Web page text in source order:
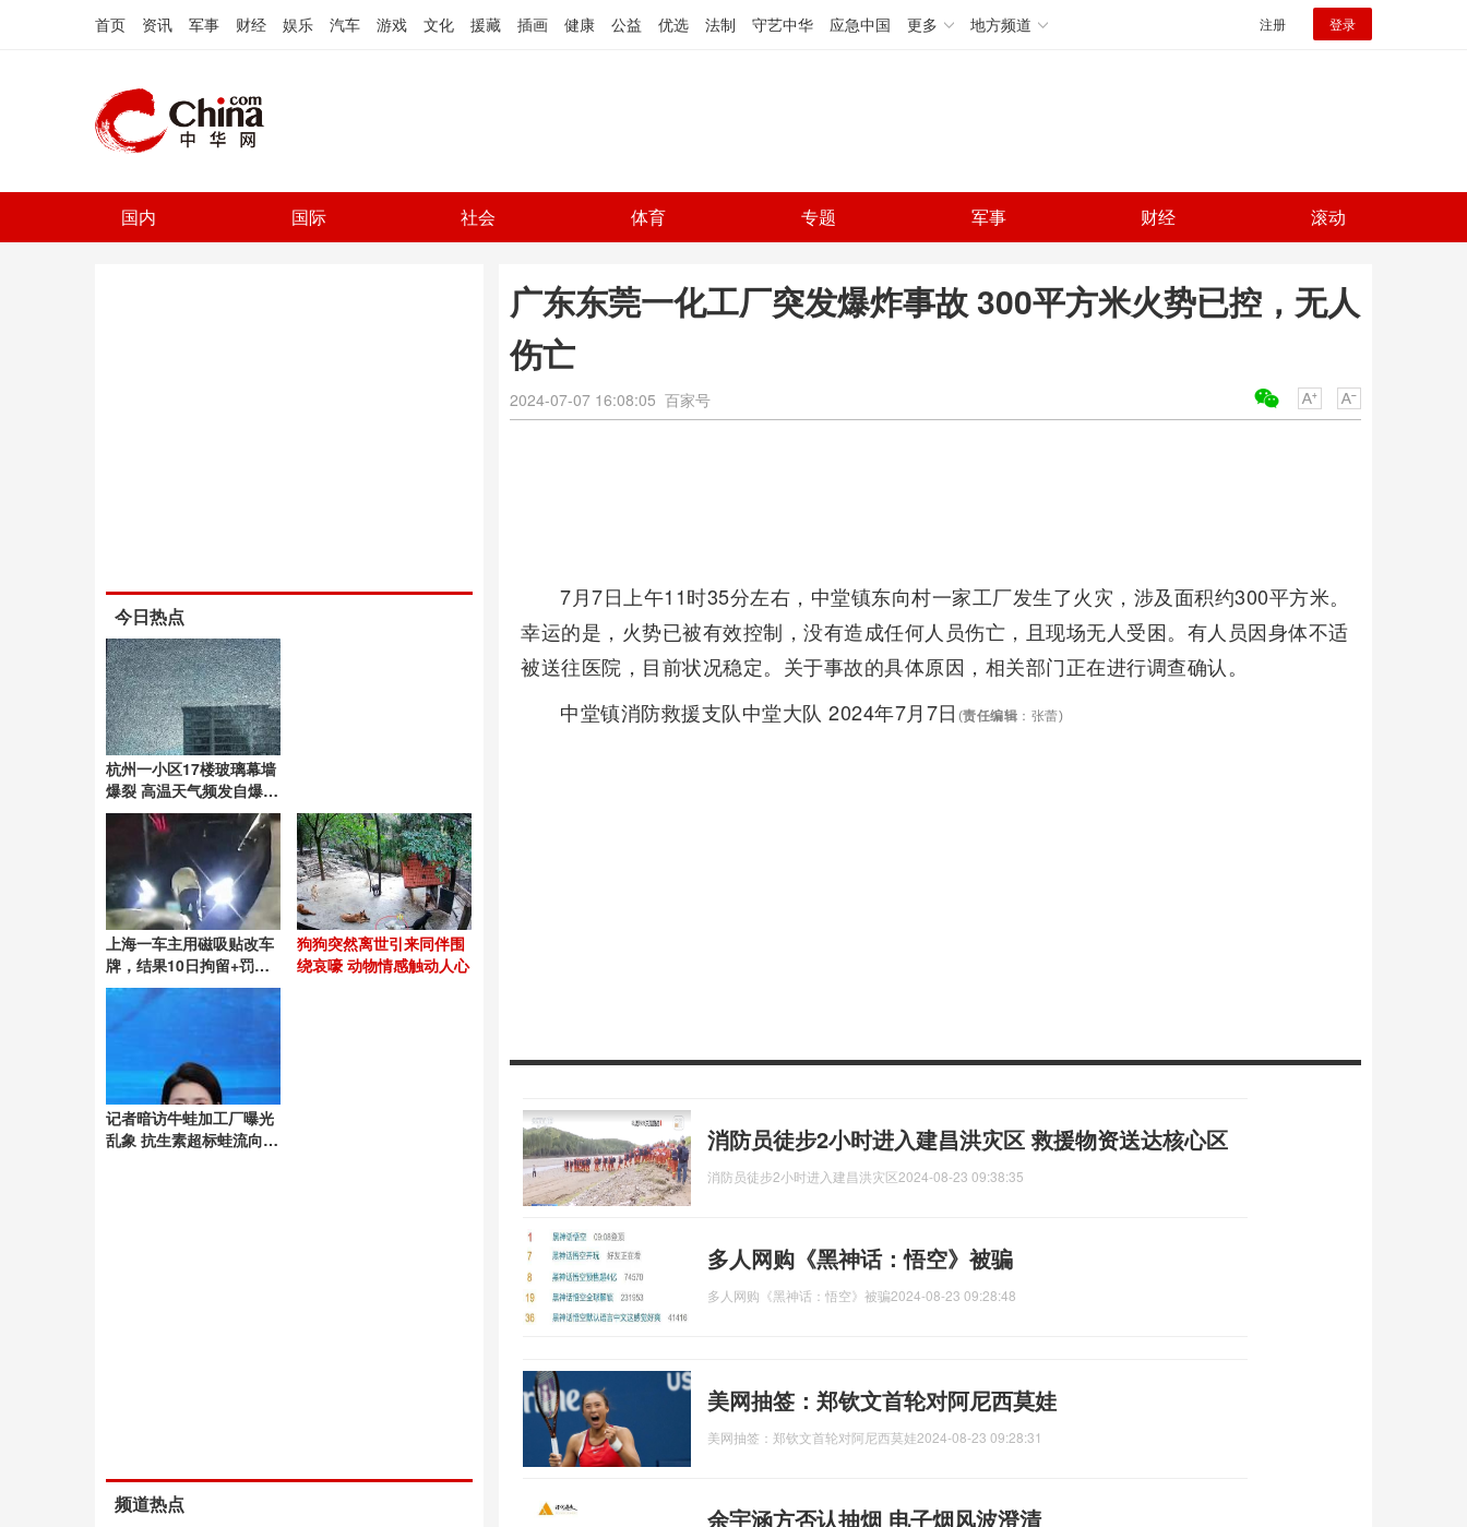
首页 资讯 军事 财经 娱乐 汽车 游戏 文化 援藏 插画 健康 公益 优选 法制 守艺中华 应急中国 更多 地方频道 注册 登录
国内 国际 社会 体育 专题 军事 财经 滚动
广东东莞一化工厂突发爆炸事故 300平方米火势已控，无人
伤亡
2024-07-07 16:08:05 百家号
7月7日上午11时35分左右，中堂镇东向村一家工厂发生了火灾，涉及面积约300平方米。
幸运的是，火势已被有效控制，没有造成任何人员伤亡，且现场无人受困。有人员因身体不适
被送往医院，目前状况稳定。关于事故的具体原因，相关部门正在进行调查确认。
中堂镇消防救援支队中堂大队 2024年7月7日 (责任编辑 ：张蕾)
消防员徒步2小时进入建昌洪灾区 救援物资送达核心区
消防员徒步2小时进入建昌洪灾区2024-08-23 09:38:35
多人网购《黑神话：悟空》被骗
多人网购《黑神话：悟空》被骗2024-08-23 09:28:48
美网抽签：郑钦文首轮对阿尼西莫娃
美网抽签：郑钦文首轮对阿尼西莫娃2024-08-23 09:28:31
余宇涵方否认抽烟 电子烟风波澄清
今日热点
杭州一小区17楼玻璃幕墙
爆裂 高温天气频发自爆现
象
上海一车主用磁吸贴改车
牌，结果10日拘留+罚款
5000元
狗狗突然离世引来同伴围
绕哀嚎 动物情感触动人心
记者暗访牛蛙加工厂曝光
乱象 抗生素超标蛙流向市
频道热点